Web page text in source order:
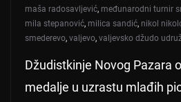
maša radosavljević, međunarodni turnir
mila stepanović, milica sandić, nikol
smederevo, valjevo, valjevsko džudo
Džudistkinje Novog Pazara
medalje u uzrastu mlađih